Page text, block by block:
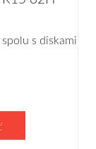
s diskami